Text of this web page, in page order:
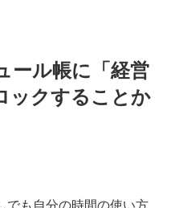
ール帳に「経営
ックすることか